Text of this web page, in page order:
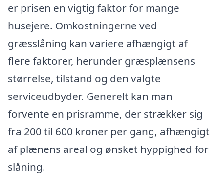
er prisen en vigtig faktor for mange
husejere. Omkostningerne ved
græsslåning kan variere afhængigt af
flere faktorer, herunder græsplænsens
størrelse, tilstand og den valgte
serviceudbyder. Generelt kan man
forvente en prisramme, der strækker sig
fra 200 til 600 kroner per gang, afhængigt
af plænens areal og ønsket hyppighed for
slåning.